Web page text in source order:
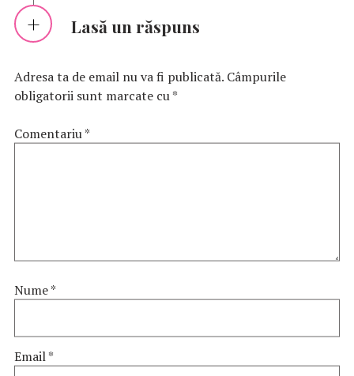
Lasă un răspuns
Adresa ta de email nu va fi publicată. Câmpurile
obligatorii sunt marcate cu*
Comentariu*
Nume*
Email*